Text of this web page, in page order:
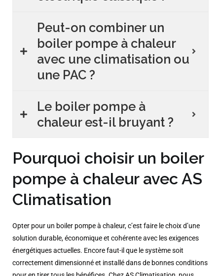
Peut-on combiner un
boiler pompe à chaleur
avec une climatisation ou
une PAC ?
Le boiler pompe à
chaleur est-il bruyant ?
Pourquoi choisir un boiler
pompe à chaleur avec AS
Climatisation
Opter pour un boiler pompe à chaleur, c’est faire le choix d’une
solution durable, économique et cohérente avec les exigences
énergétiques actuelles. Encore faut-il que le système soit
correctement dimensionné et installé dans de bonnes conditions